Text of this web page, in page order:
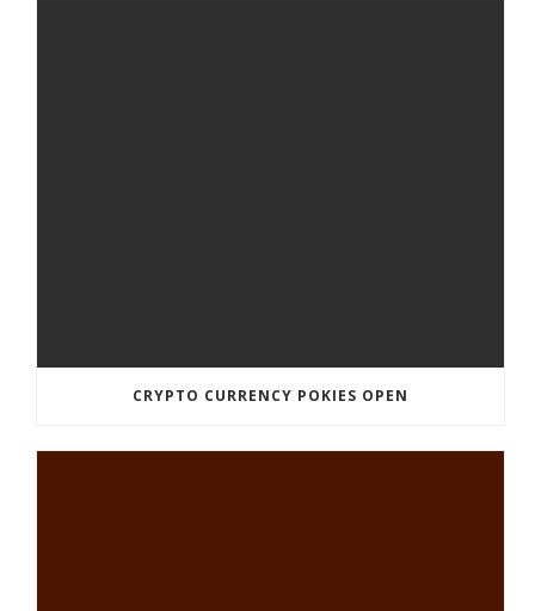
CRYPTO CURRENCY POKIES OPEN